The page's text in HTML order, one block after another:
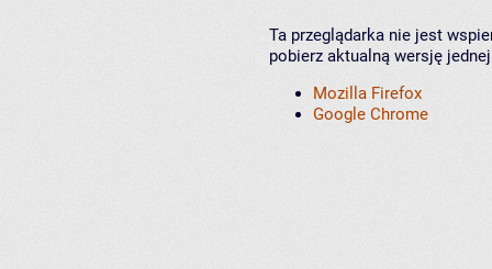
Ta przeglądarka nie jest
pobierz aktualną wersję
Mozilla Firefox
Google Chrome